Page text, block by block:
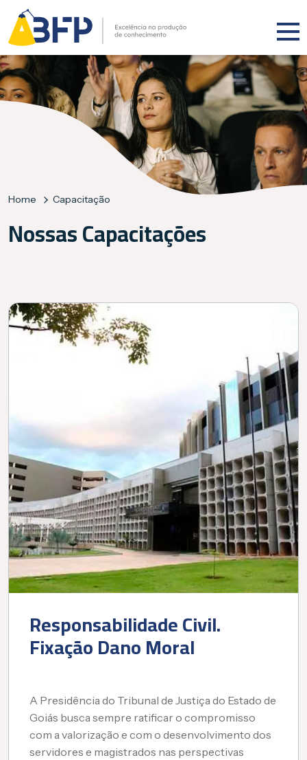
Home Capacitação
Nossas Capacitações
Responsabilidade Civil.
Fixação Dano Moral
A Presidência do Tribunal de Justiça do Estado de
Goiás busca sempre ratificar o compromisso
com a valorização e com o desenvolvimento dos
servidores e magistrados nas perspectivas